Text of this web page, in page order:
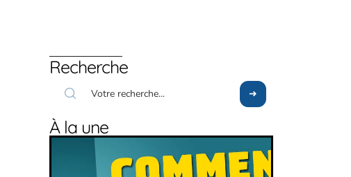
Recherche
À la une